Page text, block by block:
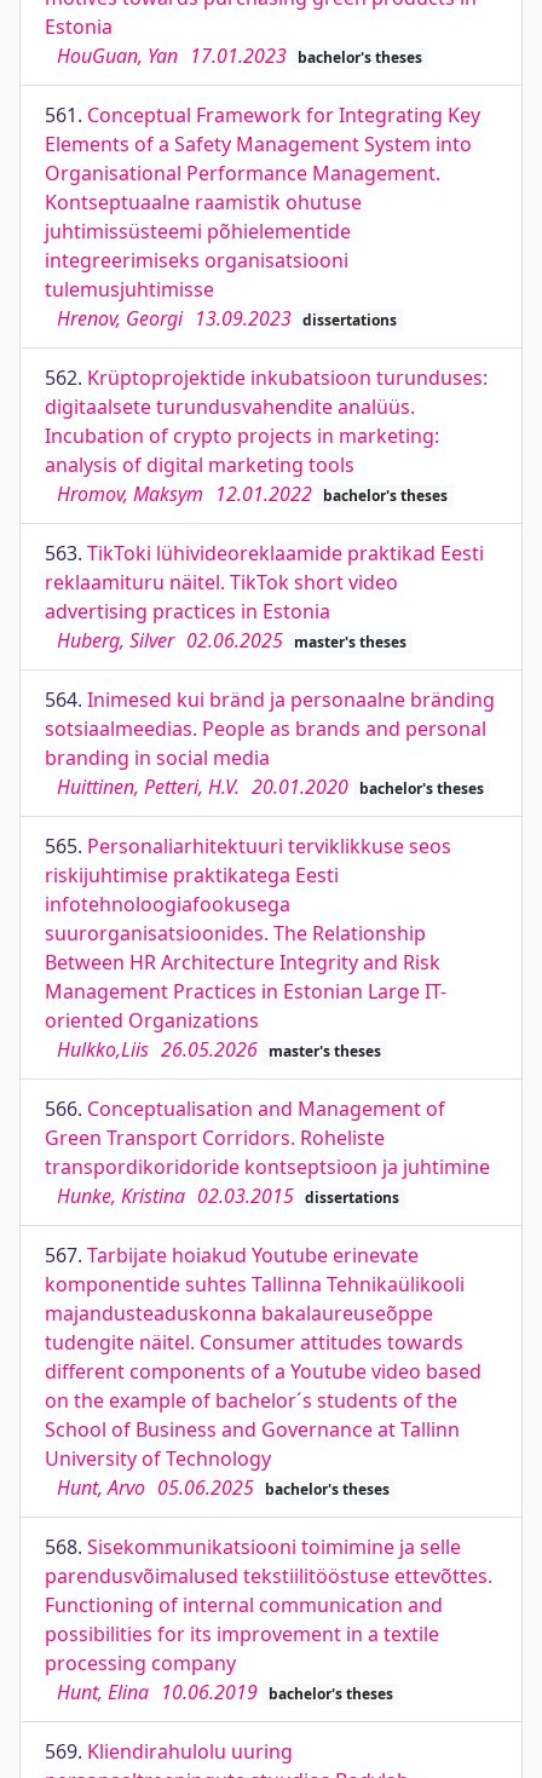
Estonia
HouGuan, Yan 17.01.2023 bachelor's theses
561. Conceptual Framework for Integrating Key
Elements of a Safety Management System into
Organisational Performance Management.
Kontseptuaalne raamistik ohutuse
juhtimissüsteemi põhielementide
integreerimiseks organisatsiooni
tulemusjuhtimisse
Hrenov, Georgi 13.09.2023 dissertations
562. Krüptoprojektide inkubatsioon turunduses:
digitaalsete turundusvahendite analüüs.
Incubation of crypto projects in marketing:
analysis of digital marketing tools
Hromov, Maksym 12.01.2022 bachelor's theses
563. TikToki lühivideoreklaamide praktikad Eesti
reklaamituru näitel. TikTok short video
advertising practices in Estonia
Huberg, Silver 02.06.2025 master's theses
564. Inimesed kui bränd ja personaalne bränding
sotsiaalmeedias. People as brands and personal
branding in social media
Huittinen, Petteri, H.V. 20.01.2020 bachelor's theses
565. Personaliarhitektuuri terviklikkuse seos
riskijuhtimise praktikatega Eesti
infotehnoloogiafookusega
suurorganisatsioonides. The Relationship
Between HR Architecture Integrity and Risk
Management Practices in Estonian Large IT-
oriented Organizations
Hulkko,Liis 26.05.2026 master's theses
566. Conceptualisation and Management of
Green Transport Corridors. Roheliste
transpordikoridoride kontseptsioon ja juhtimine
Hunke, Kristina 02.03.2015 dissertations
567. Tarbijate hoiakud Youtube erinevate
komponentide suhtes Tallinna Tehnikaülikooli
majandusteaduskonna bakalaureuseõppe
tudengite näitel. Consumer attitudes towards
different components of a Youtube video based
on the example of bachelor´s students of the
School of Business and Governance at Tallinn
University of Technology
Hunt, Arvo 05.06.2025 bachelor's theses
568. Sisekommunikatsiooni toimimine ja selle
parendusvõimalused tekstiilitööstuse ettevõttes.
Functioning of internal communication and
possibilities for its improvement in a textile
processing company
Hunt, Elina 10.06.2019 bachelor's theses
569. Kliendirahulolu uuring